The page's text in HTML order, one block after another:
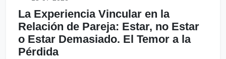
La Experiencia Vincular en la
Relación de Pareja: Estar, no Estar
o Estar Demasiado. El Temor a la
Pérdida